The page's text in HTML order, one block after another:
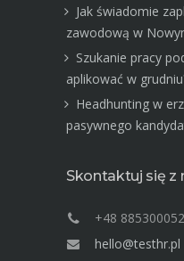
Jak świadomie
zawodową w
Szukanie pracy
aplikować w
Headhunting w
pasywnego
Skontaktuj się z
+48 885300052
hello@testhr.pl